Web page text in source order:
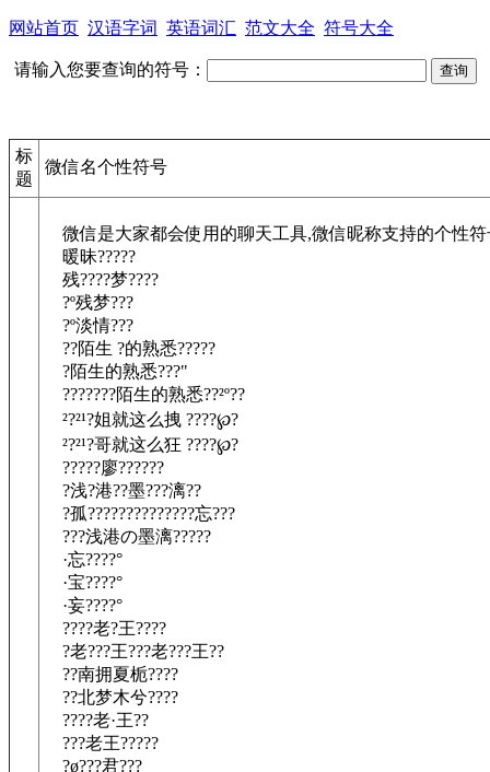
网站首页 汉语字词 英语词汇 范文大全 符号大全
请输入您要查询的符号：
标
题
微信名个性符号
微信是大家都会使用的聊天工具,微信昵称支持的个性
暖昧?????
残????梦????
?º残梦???
?º淡情???
??陌生 ?的熟悉?????
?陌生的熟悉???"
???????陌生的熟悉??²º??
²?²¹?姐就这么拽 ????℘?
²?²¹?哥就这么狂 ????℘?
?????廖??????
?浅?港??墨???漓??
?孤??????????????忘???
???浅港の墨漓?????
·忘????°
·宝????°
·妄????°
????老?王????
?老???王???老???王??
??南拥夏栀????
??北梦木兮????
????老·王??
???老王?????
?ø???君???